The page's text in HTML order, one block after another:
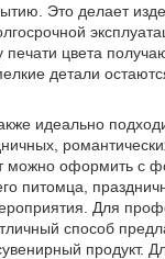
Это делает
печати цвета
детали
идеально
можно оформить с
питомца,
Для
способ
продукт.